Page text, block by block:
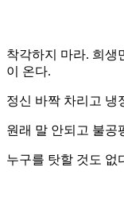
착각하지 마라. 희생
이 온다.
정신 바짝 차리고 냉
원래 말 안되고 불공
누구를 탓할 것도 없